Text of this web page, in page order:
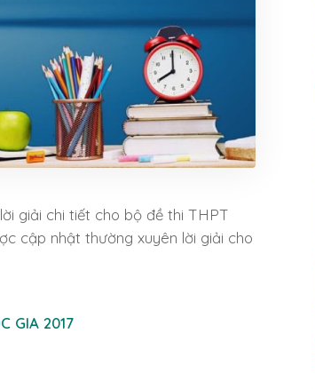
giải chi tiết cho bộ đề thi THPT
cập nhật thường xuyên lời giải cho
GIA 2017